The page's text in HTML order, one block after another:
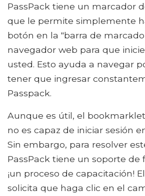
PassPack tiene un marcador
que le permite simplemente
botón en la "barra de
navegador web para que
usted. Esto ayuda a navegar
tener que ingresar
Passpack.
Aunque es útil, el
no es capaz de iniciar sesión
Sin embargo, para resolver
PassPack tiene un soporte de
¡un proceso de capacitación!
solicita que haga clic en el